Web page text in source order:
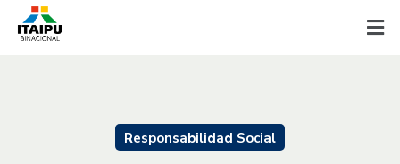
Responsabilidad Social